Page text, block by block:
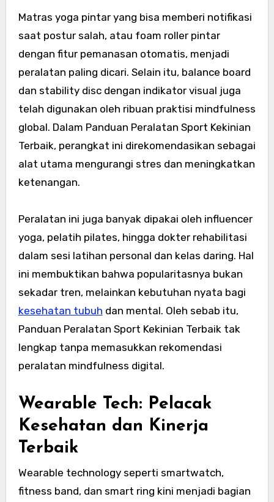
Matras yoga pintar yang bisa memberi notifikasi
saat postur salah, atau foam roller pintar
dengan fitur pemanasan otomatis, menjadi
peralatan paling dicari. Selain itu, balance board
dan stability disc dengan indikator visual juga
telah digunakan oleh ribuan praktisi mindfulness
global. Dalam Panduan Peralatan Sport Kekinian
Terbaik, perangkat ini direkomendasikan sebagai
alat utama mengurangi stres dan meningkatkan
ketenangan.
Peralatan ini juga banyak dipakai oleh influencer
yoga, pelatih pilates, hingga dokter rehabilitasi
dalam sesi latihan personal dan kelas daring. Hal
ini membuktikan bahwa popularitasnya bukan
sekadar tren, melainkan kebutuhan nyata bagi
kesehatan tubuh dan mental. Oleh sebab itu,
Panduan Peralatan Sport Kekinian Terbaik tak
lengkap tanpa memasukkan rekomendasi
peralatan mindfulness digital.
Wearable Tech: Pelacak
Kesehatan dan Kinerja
Terbaik
Wearable technology seperti smartwatch,
fitness band, dan smart ring kini menjadi bagian